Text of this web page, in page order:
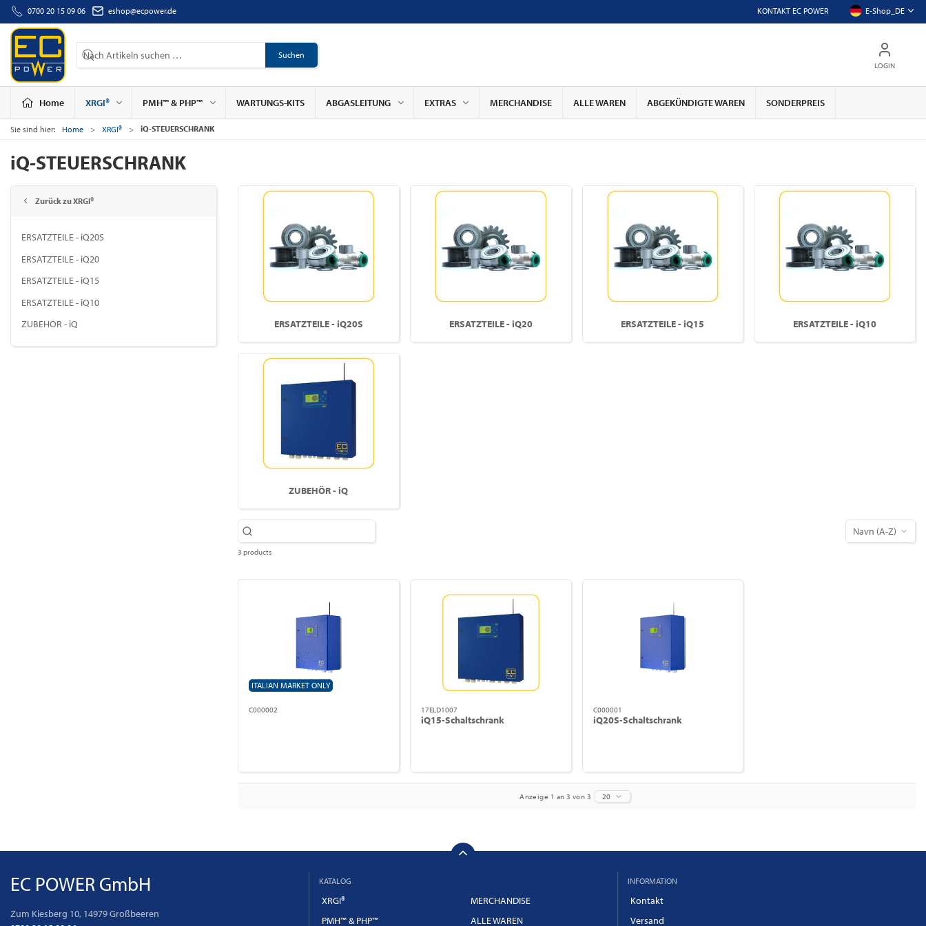
0700 20 15 09 06 eshop@ecpower.de KONTAKT EC POWER E-Shop_DE
Suchen
LOGIN
Home XRGI® PMH™ & PHP™ WARTUNGS-KITS ABGASLEITUNG EXTRAS MERCHANDISE ALLE WAREN ABGEKÜNDIGTE WAREN SONDERPREIS
Sie sind hier: Home XRGI® iQ-STEUERSCHRANK
iQ-STEUERSCHRANK
Zurück zu XRGI®
ERSATZTEILE - iQ20S
ERSATZTEILE - iQ20
ERSATZTEILE - iQ15
ERSATZTEILE - iQ10
ZUBEHÖR - iQ
ERSATZTEILE - iQ20S ERSATZTEILE - iQ20 ERSATZTEILE - iQ15 ERSATZTEILE - iQ10
ZUBEHÖR - iQ
Navn (A-Z)
3 products
ITALIAN MARKET ONLY
C000002 17ELD1007
iQ15-Schaltschrank
C000001
iQ20S-Schaltschrank
Anzeige 1 an 3 von 3 20
EC POWER GmbH
Zum Kiesberg 10, 14979 Großbeeren
KATALOG
XRGI®
PMH™ & PHP™
MERCHANDISE
ALLE WAREN
INFORMATION
Kontakt
Versand